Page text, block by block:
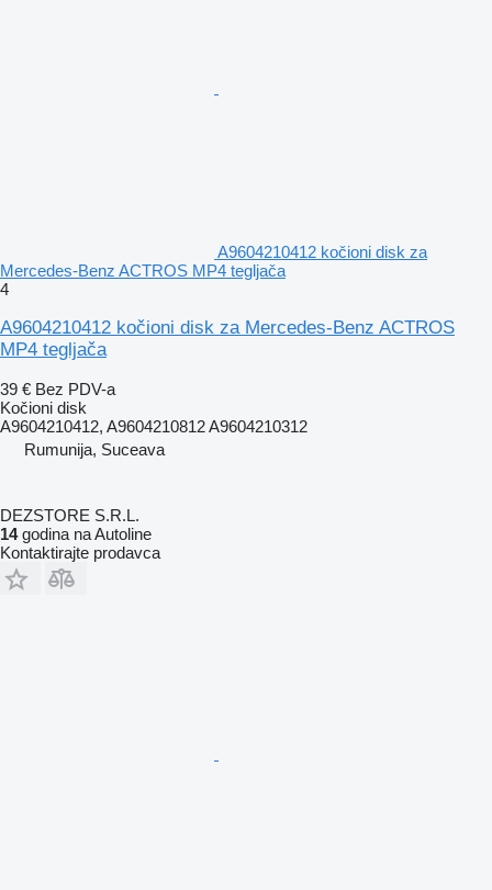
A9604210412 kočioni disk za
Mercedes-Benz ACTROS MP4 tegljača
4
A9604210412 kočioni disk za Mercedes-Benz ACTROS
MP4 tegljača
39 € Bez PDV-a
Kočioni disk
A9604210412, A9604210812 A9604210312
Rumunija, Suceava
DEZSTORE S.R.L.
14godina na Autoline
Kontaktirajte prodavca